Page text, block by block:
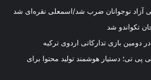
آزاد نوجوانان ضرب شد/اسمعلی نقره‌ای شد
تکواندو شد
دومین بازی تدارکاتی اردوی ترکیه
دستیار هوشمند تولید محتوا برای